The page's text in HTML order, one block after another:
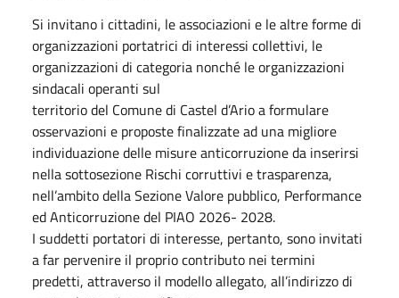
Si invitano i cittadini, le associazioni e le altre forme di
organizzazioni portatrici di interessi collettivi, le
organizzazioni di categoria nonché le organizzazioni
sindacali operanti sul
territorio del Comune di Castel d’Ario a formulare
osservazioni e proposte finalizzate ad una migliore
individuazione delle misure anticorruzione da inserirsi
nella sottosezione Rischi corruttivi e trasparenza,
nell’ambito della Sezione Valore pubblico, Performance
ed Anticorruzione del PIAO 2026- 2028.
I suddetti portatori di interesse, pertanto, sono invitati
a far pervenire il proprio contributo nei termini
predetti, attraverso il modello allegato, all’indirizzo di